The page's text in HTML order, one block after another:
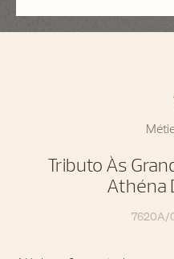
Tributo Às
Athéna
7620A/